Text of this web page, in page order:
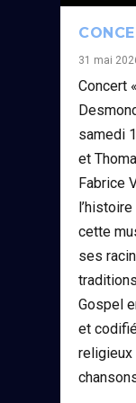
31 mai
Concert
samedi
et
Fabrice
cette
ses
Gospel
et